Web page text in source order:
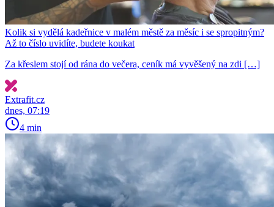
Kolik si vydělá kadeřnice v malém městě za měsíc i se spropitným?
Až to číslo uvidíte, budete koukat
Za křeslem stojí od rána do večera, ceník má vyvěšený na zdi […]
Extrafit.cz
dnes, 07:19
4 min